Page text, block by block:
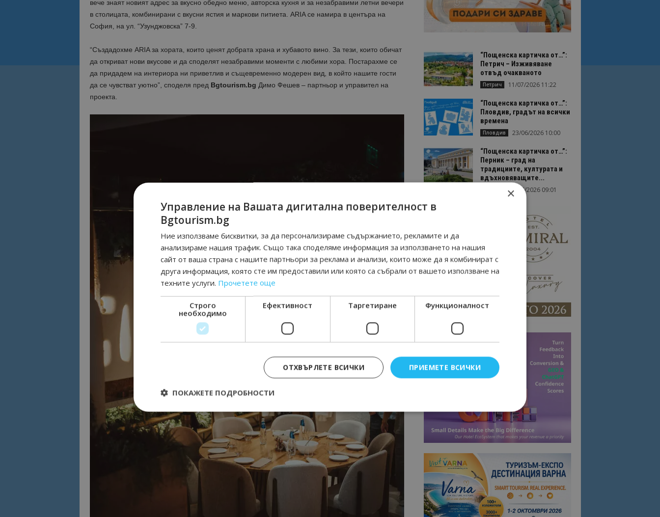
вече знаят новият адрес за вкусно обедно меню, авторска кухня и за незабравими летни вечери
в столицата, комбинирани с вкусни ястия и маркови питиета. ARIA се намира в центъра на
София, на ул. “Узунджовска” 7-9.
“Създадохме ARIA за хората, които ценят добрата храна и хубавото вино. За тези, които обичат
да откриват нови вкусове и да споделят незабравими моменти с любими хора. Постарахме се
да придадем на интериора ни приветлив и същевременно модерен вид, в който нашите гости
да се чувстват уютно”, споделя пред Bgtourism.bg Димо Фешев – партньор и управител на
проекта.
“Пощенска картичка от…”:
Петрич – Изживяване
отвъд очакваното
Петрич 11/07/2026 11:22
“Пощенска картичка от…”:
Пловдив, градът на всички
времена
Пловдив 23/06/2026 10:00
“Пощенска картичка от…”:
Перник – град на
традициите, културата и
вдъхновяващите...
17/06/2026 09:01
×
Управление на Вашата дигитална поверителност в
Bgtourism.bg
Ние използваме бисквитки, за да персонализираме съдържанието, рекламите и да
анализираме нашия трафик. Също така споделяме информация за използването на нашия
сайт от ваша страна с нашите партньори за реклама и анализи, които може да я комбинират с
друга информация, която сте им предоставили или която са събрали от вашето използване на
техните услуги. Прочетете още
Строго
необходимо
Ефективност Таргетиране Функционалност
ПРИЕМЕТЕ ВСИЧКИ
ОТХВЪРЛЕТЕ ВСИЧКИ
ПОКАЖЕТЕ ПОДРОБНОСТИ
Строго необходимо Ефективност Таргетиране Функционалност
Строго необходимите бисквитки позволяват основната функционалност на уебсайта, като потребителско влизане и
управление на акаунта. Уебсайтът не може да се използва правилно без строго необходими бисквитки.
Доставчик
Домейн
Описание
lisandraramos.com
bgtourism.bg
Тази бисквитка се използва, за да запомните съгласието
на потребителя за използването на бисквитки на сайта.